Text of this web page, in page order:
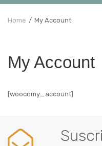
Home / My Account
My Account
[woocomy_account]